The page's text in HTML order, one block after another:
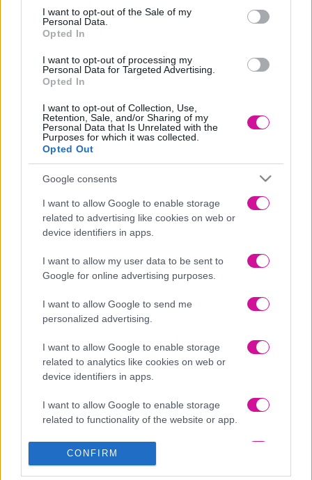
consent section.
I want to opt-out of the Sale of my
Personal Data.
Opted In
I want to opt-out of processing my
Personal Data for Targeted Advertising.
Opted In
I want to opt-out of Collection, Use,
Retention, Sale, and/or Sharing of my
Personal Data that Is Unrelated with the
Purposes for which it was collected.
Opted Out
Google consents
I want to allow Google to enable storage
related to advertising like cookies on web or
device identifiers in apps.
I want to allow my user data to be sent to
Google for online advertising purposes.
I want to allow Google to send me
personalized advertising.
I want to allow Google to enable storage
related to analytics like cookies on web or
device identifiers in apps.
I want to allow Google to enable storage
related to functionality of the website or app.
I want to allow Google to enable storage
related to personalization.
CONFIRM
Ειδικά αν ξέρεις ότι είναι απασχολημένος ή κουρασμένος από
δουλειά, μην του στέλνεις συνέχεια μηνύματα. Επίσης, άστον να
απαντάει όποτε θέλει και νιώθει, χωρίς να φοβάται ότι θα
Βγείτε με ξεχωριστά με τις παρέες σας
κανονίσει με τους φίλους του, είναι μια χαρά. Δεν χρειάζεται να
είστε όλη την ώρα αυτοκόλλητοι.
Δεν χρειάζεται να χαλαρώνετε μόνο μαζί
φυσιολογικό, αλλά αν τύχει και εκείνος διαβάζει βιβλίο στο σαλόνι,
εσύ μπορείς να καθίσεις στο δωμάτιο και να δεις τις σειρές σου ή
να ακούσεις τις μουσικές σου.
Βρείτε ξεχωριστά χόμπι
Δεν είναι αναγκαίο να κάνετε τα ίδια πράγματα όλη την ώρα. Ίσα
ίσα το να βλέπετε συνέχεια ο ένας τον άλλον, μάλλον καταντάει
ακραία κουραστικό. Οπότε βρες εσύ τα δικά σου χόμπι και άσε και
Κάντε ξεχωριστές διακοπές
Δεν χρειάζεται να χωριστείτε σε όλη την άδεια σας, αλλά και ένα
σαββατοκύριακο με την παρέα χωρίς τη σχέση σου, είναι
υπέραρκετο.
Μπορεί να ακούγεται περίεργο, όμως μπορεί να αναζωπυρώσει τη
σχέση σας και να είστε ακόμα καλύτερα μετά. Κανονίστε να τα